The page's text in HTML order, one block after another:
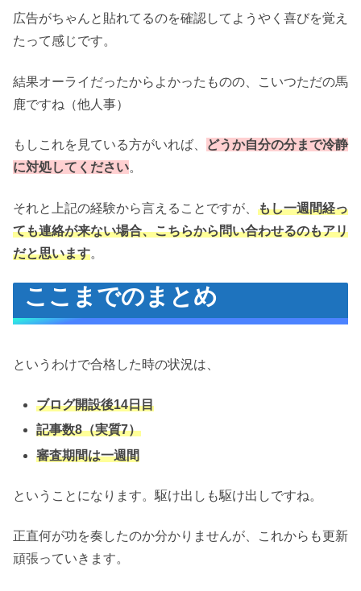
広告がちゃんと貼れてるのを確認してようやく喜びを覚え
たって感じです。
結果オーライだったからよかったものの、こいつただの馬
鹿ですね（他人事）
もしこれを見ている方がいれば、
どうか自分の分まで冷静
に対処してください。
それと上記の経験から言えることですが、 もし一週間経っ
ても連絡が来ない場合、こちらから問い合わせるのもアリ
だと思います。
ここまでのまとめ
というわけで合格した時の状況は、
ブログ開設後14日目
記事数8（実質7）
審査期間は一週間
ということになります。駆け出しも駆け出しですね。
正直何が功を奏したのか分かりませんが、これからも更新
頑張っていきます。